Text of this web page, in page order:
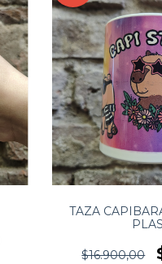
TAZA
$16.900,00